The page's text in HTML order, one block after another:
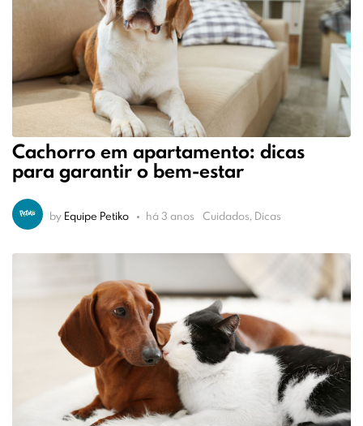
Cachorro em apartamento: dicas
para garantir o bem-estar
by Equipe Petiko há 3 anos Cuidados, Dicas